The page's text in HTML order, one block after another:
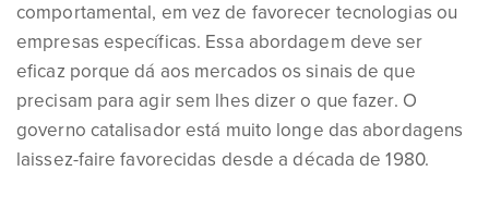
comportamental, em vez de favorecer tecnologias ou
empresas específicas. Essa abordagem deve ser
eficaz porque dá aos mercados os sinais de que
precisam para agir sem lhes dizer o que fazer. O
governo catalisador está muito longe das abordagens
laissez-faire favorecidas desde a década de 1980.